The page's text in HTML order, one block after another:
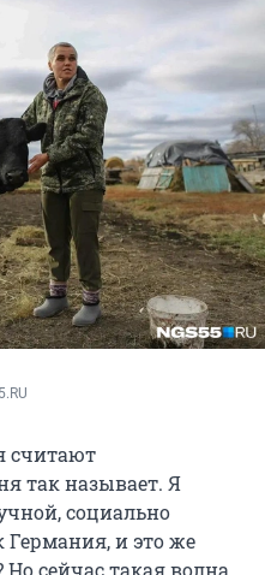
считают
так называет. Я
социально
Германия, и это же
сейчас такая волна